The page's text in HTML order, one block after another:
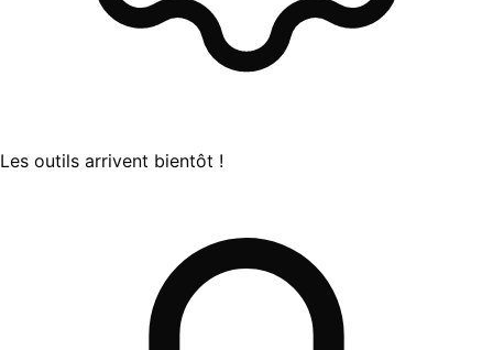
Les outils arrivent bientôt !